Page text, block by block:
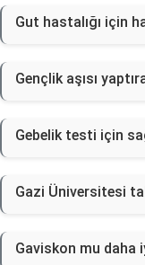
Gut hastalığı için
Gençlik aşısı
Gebelik testi için
Gazi Üniversitesi
Gaviskon mu daha